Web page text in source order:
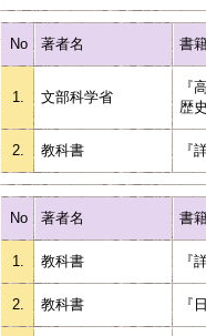
No 著者名 書
1. 文部科学省
『
歴
2. 教科書 『
No 著者名 書
1. 教科書 『
2. 教科書 『